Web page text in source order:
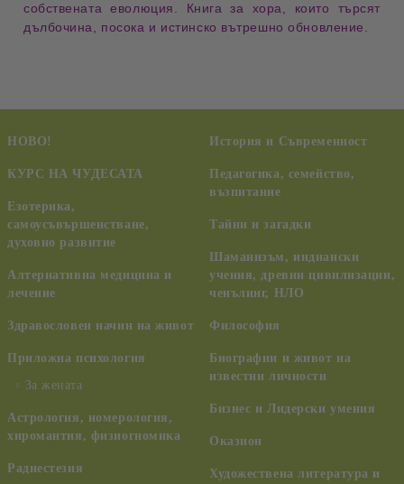
собственатаеволюция
. Книга за хора, които търсят
дълбочина, посока и истинско вътрешно обновление.
НОВО!
КУРС НА ЧУДЕСАТА
Езотерика,
самоусъвършенстване,
духовно развитие
Алтернативна медицина и
лечение
Здравословен начин на живот
Приложна психология
За жената
Астрология, номерология,
хиромантия, физиогномика
Радиестезия
История и Съвременност
Педагогика, семейство,
възпитание
Тайни и загадки
Шаманизъм, индиански
учения, древни цивилизации,
ченълинг, НЛО
Философия
Биографии и живот на
известни личности
Бизнес и Лидерски умения
Оказион
Художествена литература и